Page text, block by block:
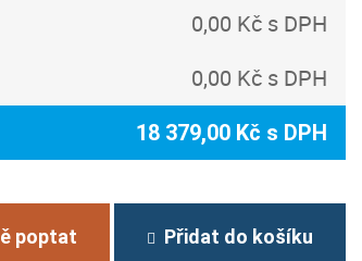
0,00 Kč s DPH
0,00 Kč s DPH
18 379,00 Kč s DPH
poptat Přidat do košíku